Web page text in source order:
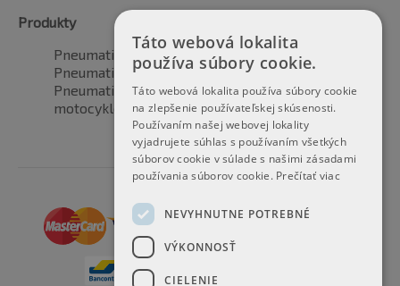
Produkty
Pneumatiky pre automobily
Pneumatiky pre SUV / 4x4
Pneumatiky pre dodávku
motocyklové pneumatiky
Táto webová lokalita
používa súbory cookie.
Táto webová lokalita používa súbory cookie
na zlepšenie používateľskej skúsenosti.
Používaním našej webovej lokality
vyjadrujete súhlas s používaním všetkých
súborov cookie v súlade s našimi zásadami
používania súborov cookie. Prečítať viac
NEVYHNUTNE POTREBNÉ
VÝKONNOSŤ
CIELENIE